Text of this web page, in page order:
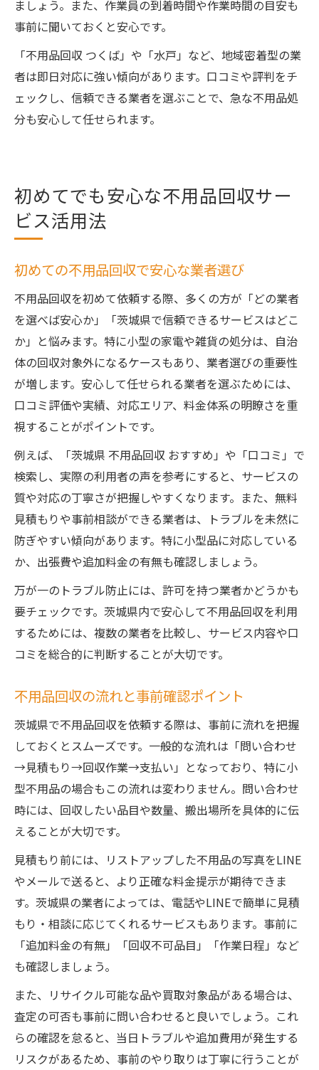
ましょう。また、作業員の到着時間や作業時間の目安も
事前に聞いておくと安心です。
「不用品回収 つくば」や「水戸」など、地域密着型の業
者は即日対応に強い傾向があります。口コミや評判をチ
ェックし、信頼できる業者を選ぶことで、急な不用品処
分も安心して任せられます。
初めてでも安心な不用品回収サー
ビス活用法
初めての不用品回収で安心な業者選び
不用品回収を初めて依頼する際、多くの方が「どの業者
を選べば安心か」「茨城県で信頼できるサービスはどこ
か」と悩みます。特に小型の家電や雑貨の処分は、自治
体の回収対象外になるケースもあり、業者選びの重要性
が増します。安心して任せられる業者を選ぶためには、
口コミ評価や実績、対応エリア、料金体系の明瞭さを重
視することがポイントです。
例えば、「茨城県 不用品回収 おすすめ」や「口コミ」で
検索し、実際の利用者の声を参考にすると、サービスの
質や対応の丁寧さが把握しやすくなります。また、無料
見積もりや事前相談ができる業者は、トラブルを未然に
防ぎやすい傾向があります。特に小型品に対応している
か、出張費や追加料金の有無も確認しましょう。
万が一のトラブル防止には、許可を持つ業者かどうかも
要チェックです。茨城県内で安心して不用品回収を利用
するためには、複数の業者を比較し、サービス内容や口
コミを総合的に判断することが大切です。
不用品回収の流れと事前確認ポイント
茨城県で不用品回収を依頼する際は、事前に流れを把握
しておくとスムーズです。一般的な流れは「問い合わせ
→見積もり→回収作業→支払い」となっており、特に小
型不用品の場合もこの流れは変わりません。問い合わせ
時には、回収したい品目や数量、搬出場所を具体的に伝
えることが大切です。
見積もり前には、リストアップした不用品の写真をLINE
やメールで送ると、より正確な料金提示が期待できま
す。茨城県の業者によっては、電話やLINEで簡単に見積
もり・相談に応じてくれるサービスもあります。事前に
「追加料金の有無」「回収不可品目」「作業日程」など
も確認しましょう。
また、リサイクル可能な品や買取対象品がある場合は、
査定の可否も事前に問い合わせると良いでしょう。これ
らの確認を怠ると、当日トラブルや追加費用が発生する
リスクがあるため、事前のやり取りは丁寧に行うことが